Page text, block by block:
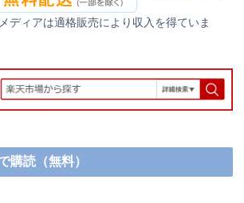
ディアは適格販売により収入を得ていま
購読（無料）